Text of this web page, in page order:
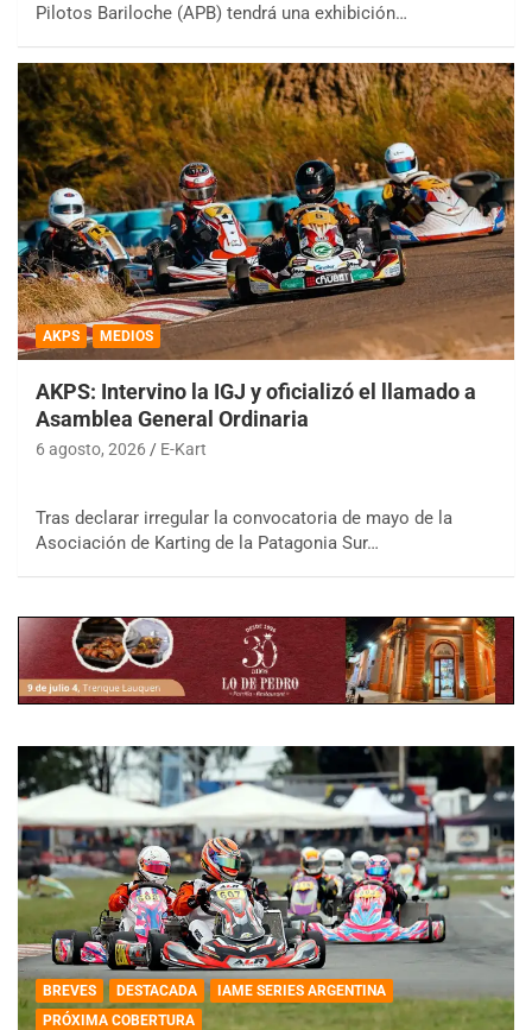
Pilotos Bariloche (APB) tendrá una exhibición…
AKPS MEDIOS
AKPS: Intervino la IGJ y oficializó el llamado a
Asamblea General Ordinaria
6 agosto, 2026 E-Kart
Tras declarar irregular la convocatoria de mayo de la
Asociación de Karting de la Patagonia Sur…
BREVES DESTACADA
IAME SERIES ARGENTINA
PRÓXIMA COBERTURA